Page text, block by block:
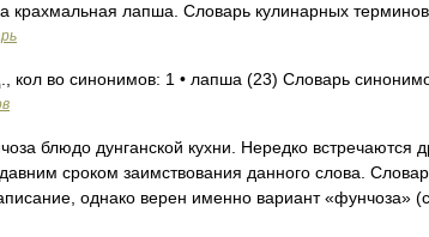
крахмальная лапша. Словарь кулинарных
кол во синонимов: 1 • лапша (23) Словарь
блюдо дунганской кухни. Нередко встречаются
сроком заимствования данного слова.
однако верен именно вариант «фунчоза»